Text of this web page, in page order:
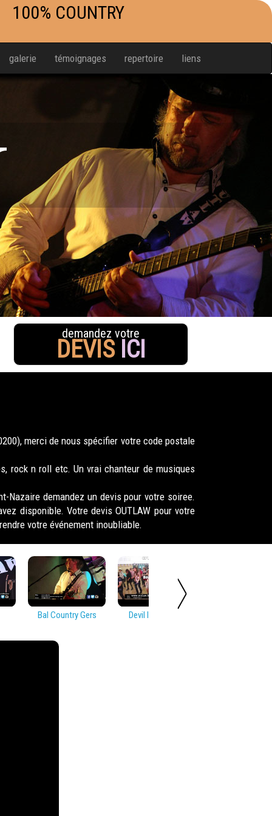
100% COUNTRY
galerie témoignages repertoire liens
demandez votre
DEVIS ICI
merci de nous spécifier votre code postale
rock n roll etc. Un vrai chanteur de musiques
Nazaire demandez un devis pour votre soiree.
disponible. Votre devis OUTLAW pour votre
votre événement inoubliable.
Bal Country Gers Devil In Disguise